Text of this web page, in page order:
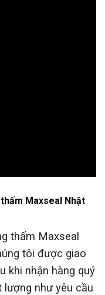
Maxseal Nhật
thấm Maxseal
tôi được giao
khi nhận hàng quý
như yêu cầu